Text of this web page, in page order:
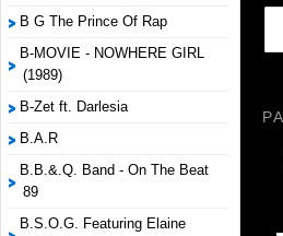
B G The Prince Of Rap
B-MOVIE - NOWHERE GIRL
(1989)
B-Zet ft. Darlesia
B.A.R
B.B.&.Q. Band - On The Beat
89
B.S.O.G. Featuring Elaine